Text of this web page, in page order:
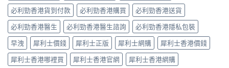
係
「隨
興
＋
護
前
列
腺」，
必利勁香港貨到付款
必利勁香港購買
必利勁香港送貨
必利勁香港醫生
必利勁香港醫生諮詢
必利勁香港隱私包裝
早洩
犀利士價錢 犀利士正版 犀利士網購
犀利士香港價錢
犀利士香港哪裡買
犀利士香港官網 犀利士香港網購